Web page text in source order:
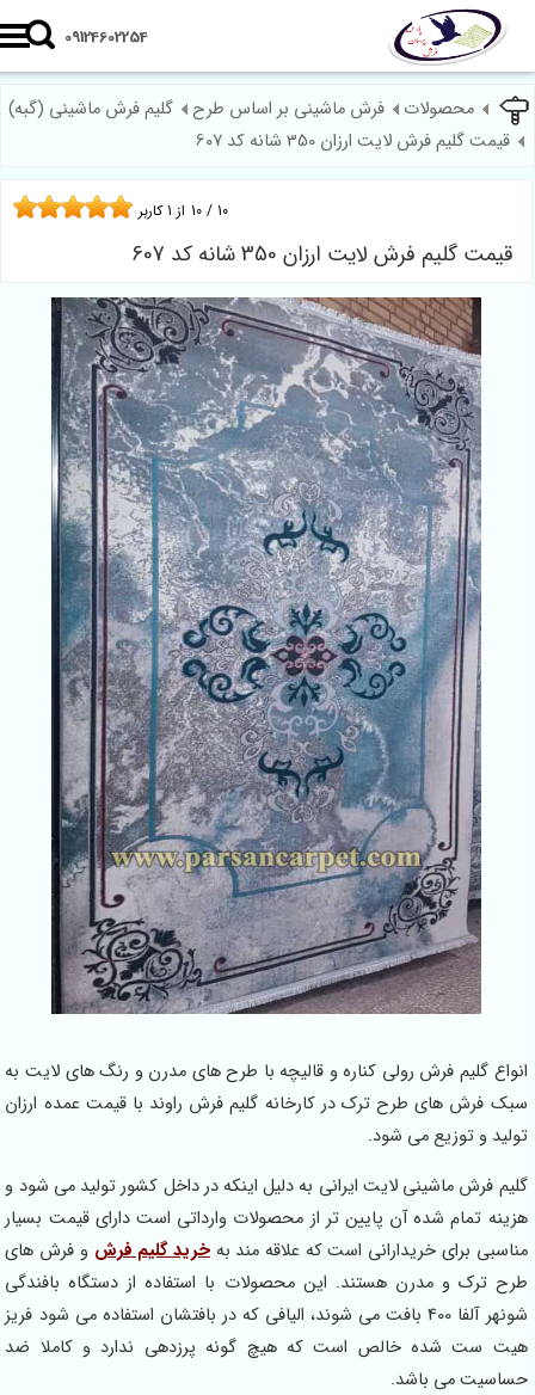
09124602254
محصولات فرش ماشینی بر اساس طرح
گلیم فرش ماشینی (گبه)
قیمت گلیم فرش لایت ارزان 350 شانه کد 607
قیمت گلیم فرش لایت ارزان 350 شانه کد 607
10 / از 1کاربر
گلیم فرش رولی کناره و قالیچه با طرح های مدرن و رنگ های لایت به
فرش های طرح ترک در کارخانه گلیم فرش راوند با قیمت عمده ارزان
و توزیع می شود.
فرش ماشینی لایت ایرانی به دلیل اینکه در داخل کشور تولید می شود و
تمام شده آن پایین تر از محصولات وارداتی است دارای قیمت بسیار
برای خریدارانی است که علاقه مند بهخرید گلیم فرشو فرش های
ترک و مدرن هستند. این محصولات با استفاده از دستگاه بافندگی
شونهر آلفا 400 بافت می شوند، الیافی که در بافتشان استفاده می شود فریز
ست شده خالص است که هیچ گونه پرزدهی ندارد و کاملا ضد
می باشد.